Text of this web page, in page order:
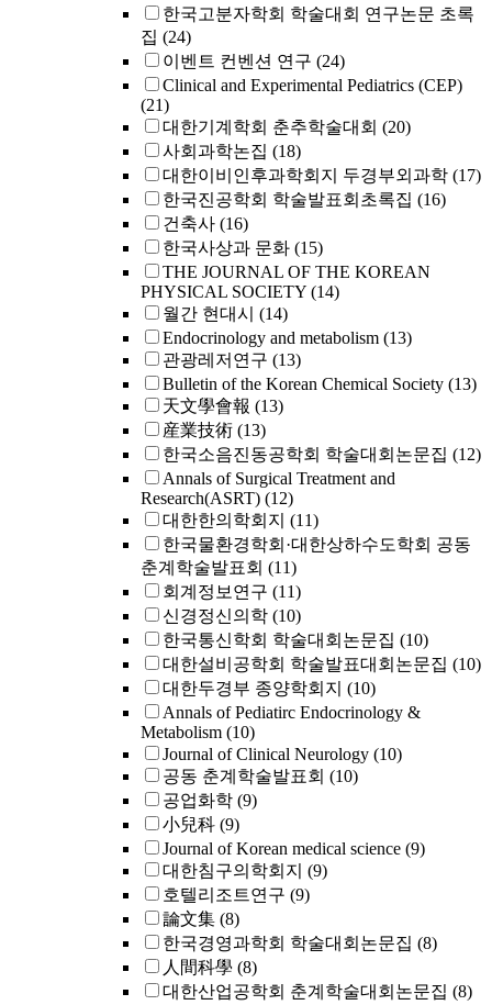
한국고분자학회 학술대회 연구논문 초록
집 (24)
이벤트 컨벤션 연구 (24)
Clinical and Experimental Pediatrics (CEP)
(21)
대한기계학회 춘추학술대회 (20)
사회과학논집 (18)
대한이비인후과학회지 두경부외과학 (17)
한국진공학회 학술발표회초록집 (16)
건축사 (16)
한국사상과 문화 (15)
THE JOURNAL OF THE KOREAN
PHYSICAL SOCIETY (14)
월간 현대시 (14)
Endocrinology and metabolism (13)
관광레저연구 (13)
Bulletin of the Korean Chemical Society (13)
天文學會報 (13)
産業技術 (13)
한국소음진동공학회 학술대회논문집 (12)
Annals of Surgical Treatment and
Research(ASRT) (12)
대한한의학회지 (11)
한국물환경학회·대한상하수도학회 공동
춘계학술발표회 (11)
회계정보연구 (11)
신경정신의학 (10)
한국통신학회 학술대회논문집 (10)
대한설비공학회 학술발표대회논문집 (10)
대한두경부 종양학회지 (10)
Annals of Pediatirc Endocrinology &
Metabolism (10)
Journal of Clinical Neurology (10)
공동 춘계학술발표회 (10)
공업화학 (9)
小兒科 (9)
Journal of Korean medical science (9)
대한침구의학회지 (9)
호텔리조트연구 (9)
論文集 (8)
한국경영과학회 학술대회논문집 (8)
人間科學 (8)
대한산업공학회 춘계학술대회논문집 (8)